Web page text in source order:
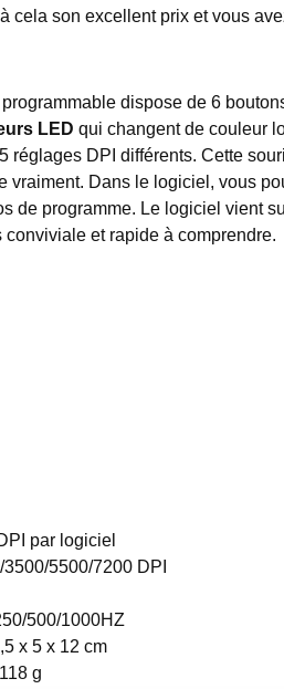
cela son excellent prix et vous
dispose de 6
LED qui changent de couleur
réglages DPI différents. Cette
vraiment. Dans le logiciel, vous
de programme. Le logiciel vient
conviviale et rapide à comprendre.
par logiciel
5500/7200 DPI
500/1000HZ
x 5 x 12 cm
g